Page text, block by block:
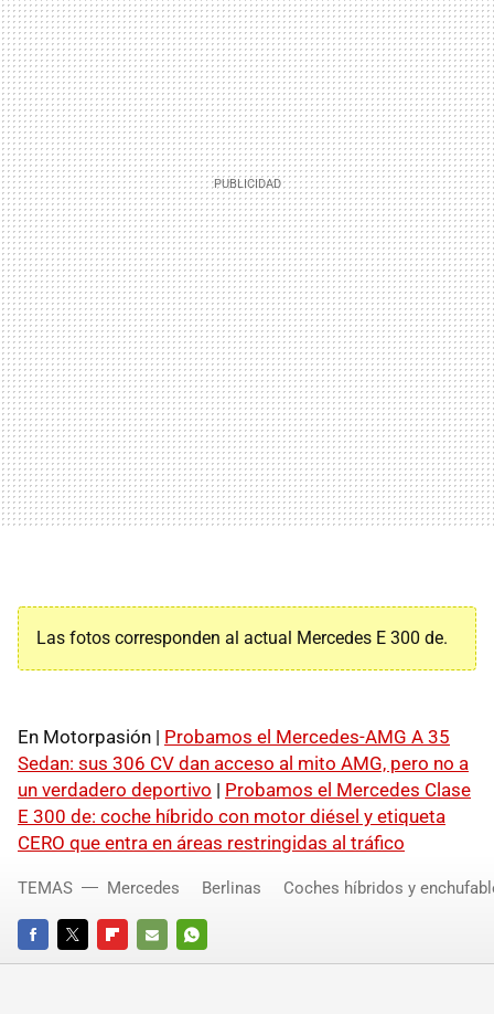
Las fotos corresponden al actual Mercedes E 300 de.
En Motorpasión | Probamos el Mercedes-AMG A 35
Sedan: sus 306 CV dan acceso al mito AMG, pero no a
un verdadero deportivo | Probamos el Mercedes Clase
E 300 de: coche híbrido con motor diésel y etiqueta
CERO que entra en áreas restringidas al tráfico
FACEBOOKTWITTERFLIPBOARD
E-
WHATSAPP
TEMAS Mercedes Berlinas Coches híbridos y